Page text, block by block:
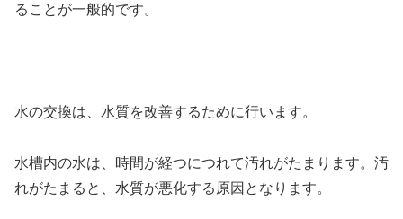
ることが一般的です。
水の交換は、水質を改善するために行います。
水槽内の水は、時間が経つにつれて汚れがたまります。汚
れがたまると、水質が悪化する原因となります。